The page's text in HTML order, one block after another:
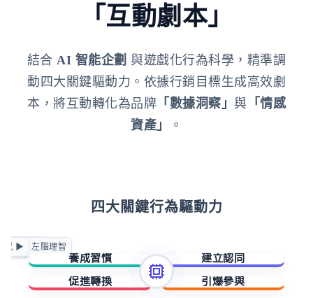
「互動劇本」
結合 AI 智能企劃 與遊戲化行為科學，精準調
動四大關鍵驅動力。依據行銷目標生成高效劇
本，將互動轉化為品牌 「數據洞察」 與 「情感
資產」
。
四大關鍵行為驅動力
正向賦能
急迫驅動
◀ 左腦理智
感 ▶
養成習慣
擁有與成就
建立認同
歸屬與賦能
促進轉換 引爆參與